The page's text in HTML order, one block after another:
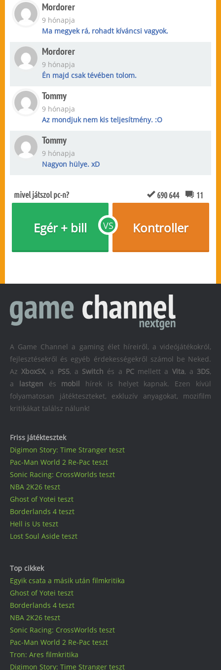
Mordorer
9 hónapja
Ma megyek rá, rohadt kíváncsi vagyok.
Mordorer
9 hónapja
Én majd csak tévében tolom.
Tommy
9 hónapja
Az mondjuk nem kis teljesítmény. :O
Tommy
9 hónapja
Nagyon hülye. xD
mivel játszol pc-n? 690 644 11
VS
Egér + bill Kontroller
Friss játéktesztek
Digimon Story: Time Stranger teszt
Pac-Man World 2 Re-Pac teszt
Sonic Racing: CrossWorlds teszt
NBA 2K26 teszt
Ghost of Yotei teszt
Borderlands 4 teszt
Hell is Us teszt
Lost Soul Aside teszt
Top cikkek
Egyik csata a másik után filmkritika
Ghost of Yotei teszt
Borderlands 4 teszt
NBA 2K26 teszt
Sonic Racing: CrossWorlds teszt
Pac-Man World 2 Re-Pac teszt
Tron: Ares filmkritika
Digimon Story: Time Stranger teszt
A Game Channel a gaming élet híreiről, a videójátékokról,
fejlesztésekről és egyéb érdekességekről számol be Neked.
AzXboxSX, a PS5, a Switch és a PCmellett a Vita, a 3DS,
a lastgen és mobil hírek is helyet kapnak. Ezen kívül
folyamatosan játékteszteket, exkluzív anyagokat, mozifilm
kritikákat találsz nálunk!